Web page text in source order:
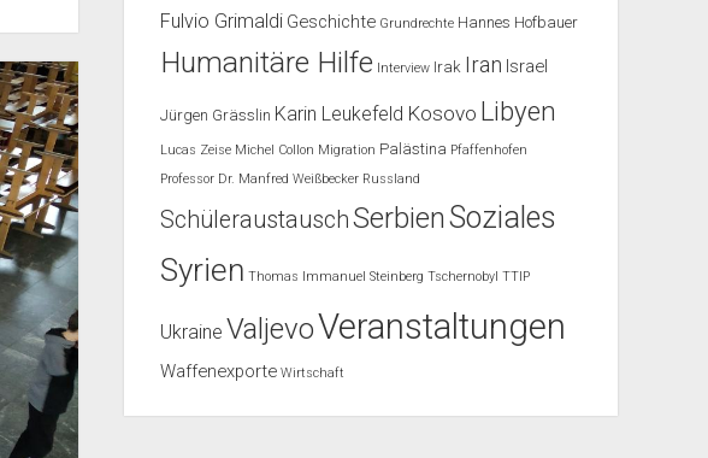
Fulvio Grimaldi Geschichte Grundrechte Hannes Hofbauer
Humanitäre Hilfe Interview Irak Iran Israel
Jürgen Grässlin Karin Leukefeld Kosovo Libyen
Lucas Zeise Michel Collon Migration Palästina Pfaffenhofen
Professor Dr. Manfred Weißbecker Russland
SchüleraustauschSerbienSoziales
Syrien Thomas Immanuel Steinberg Tschernobyl TTIP
Ukraine ValjevoVeranstaltungen
Waffenexporte Wirtschaft